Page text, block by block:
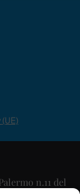
n.11 del